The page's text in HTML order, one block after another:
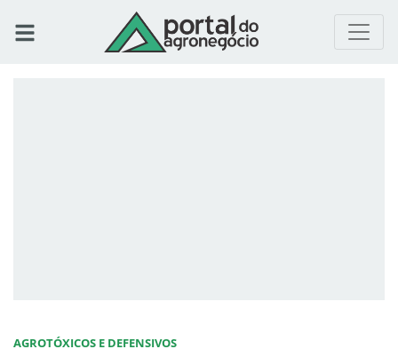
AGROTÓXICOS E DEFENSIVOS